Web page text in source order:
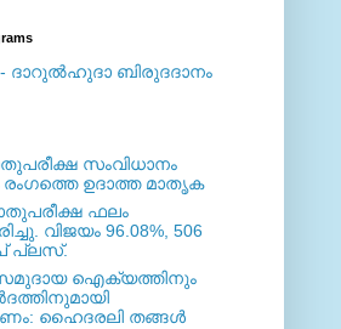
- ദാറുല്‍ഹുദാ ബിരുദദാനം
സംവിധാനം
രംഗത്തെ ഉദാത്ത മാതൃക
ഫലം
വിജയം 96.08%, 506
പ്ലസ്.
ഐക്യത്തിനും
ഹൈദരലി തങ്ങള്‍